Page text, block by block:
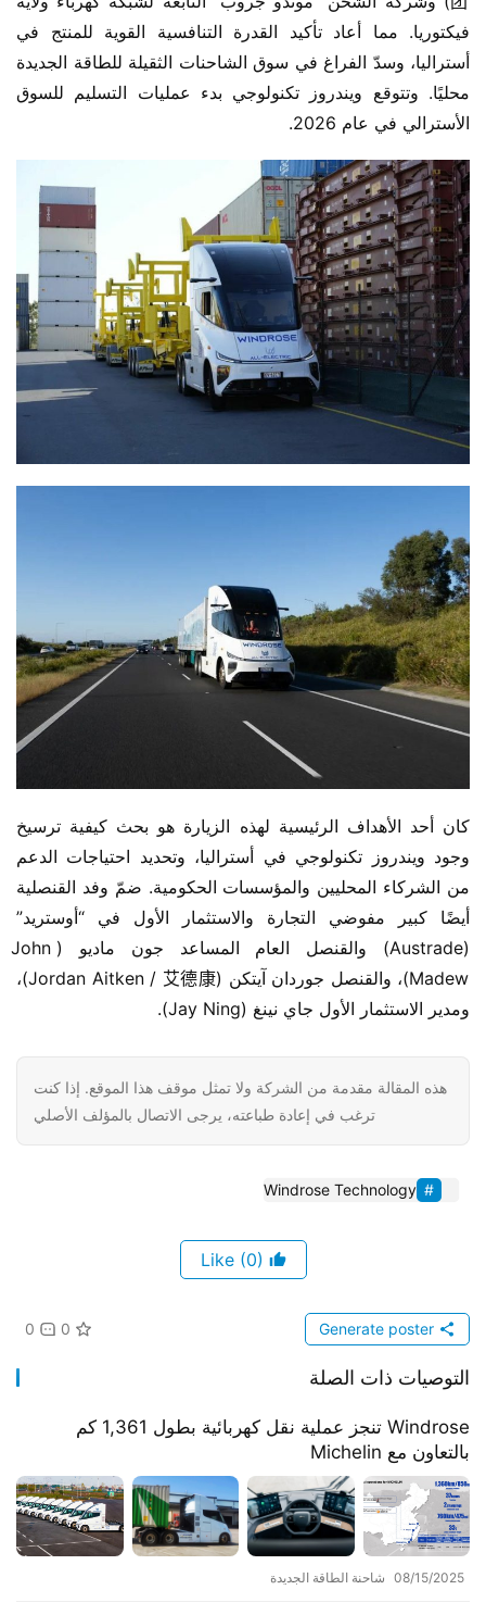
الأسترالي في عام 2026.
(Austrade) والقنصل العام المساعد جون ماديو (John
ومدير الاستثمار الأول جاي نينغ (Jay Ning).
هذه المقالة مقدمة من الشركة ولا تمثل موقف هذا الموقع. إذا كنت
ترغب في إعادة طباعته، يرجى الاتصال بالمؤلف الأصلي
Windrose Technology
(0)
0
0
التوصيات ذات الصلة
Windrose تنجز عملية نقل كهربائية بطول 1,361 كم
بالتعاون مع Michelin
08/15/2025 شاحنة الطاقة الجديدة